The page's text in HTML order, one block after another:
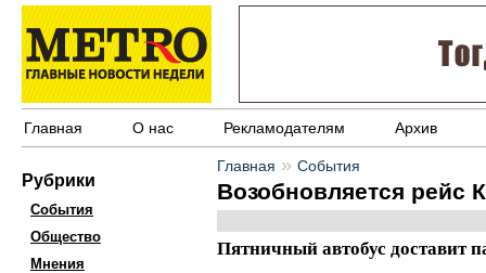
Главная О нас Рекламодателям Архив
Рубрики
События
Общество
Мнения
Главная » События
Возобновляется рейс
Пятничный автобус доставит